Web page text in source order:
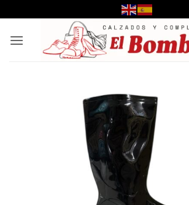
al
contenido